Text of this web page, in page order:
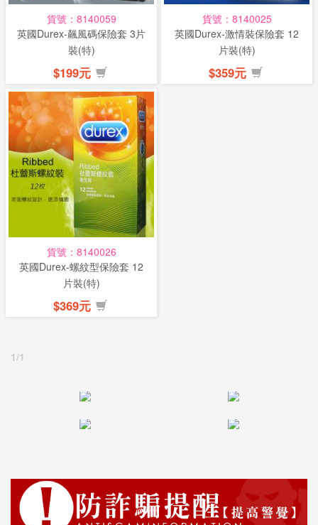
貨號：8140059
英國Durex-飆風碼保險套 3片
裝(特)
$199元
貨號：8140025
英國Durex-激情裝保險套 12
片裝(特)
$359元
貨號：8140026
英國Durex-螺紋型保險套 12
片裝(特)
$369元
1/1